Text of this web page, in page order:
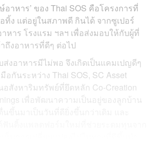
อาหาร’ ของ Thai SOS คือโครงการที่
ทิ้ง แต่อยู่ในสภาพดี กินได้ จากซูเปอร์
หาร โรงแรม ฯลฯ เพื่อส่งมอบให้กับผู้ที่
ถึงอาหารที่ดีๆ ต่อไป
ส่งอาหารมีไม่พอ จึงเกิดเป็นแคมเปญดีๆ
อกันระหว่าง Thai SOS, SC Asset
สังหาริมทรัพย์ที่ยึดหลัก Co-Creation
เพื่อพัฒนาความเป็นอยู่ของลูกบ้าน